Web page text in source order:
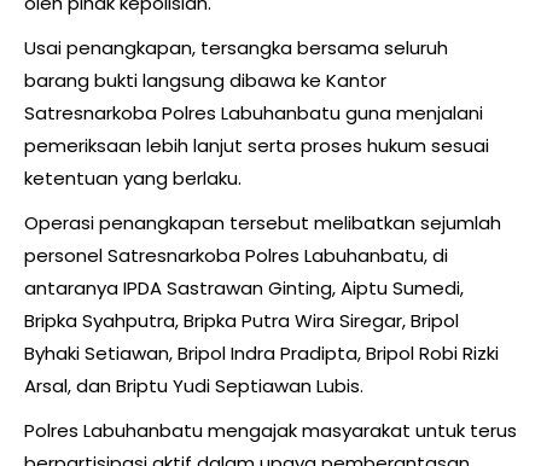
Usai penangkapan, tersangka bersama seluruh
barang bukti langsung dibawa ke Kantor
Satresnarkoba Polres Labuhanbatu guna menjalani
pemeriksaan lebih lanjut serta proses hukum sesuai
ketentuan yang berlaku.
Operasi penangkapan tersebut melibatkan sejumlah
personel Satresnarkoba Polres Labuhanbatu, di
antaranya IPDA Sastrawan Ginting, Aiptu Sumedi,
Bripka Syahputra, Bripka Putra Wira Siregar, Bripol
Byhaki Setiawan, Bripol Indra Pradipta, Bripol Robi Rizki
Arsal, dan Briptu Yudi Septiawan Lubis.
Polres Labuhanbatu mengajak masyarakat untuk terus